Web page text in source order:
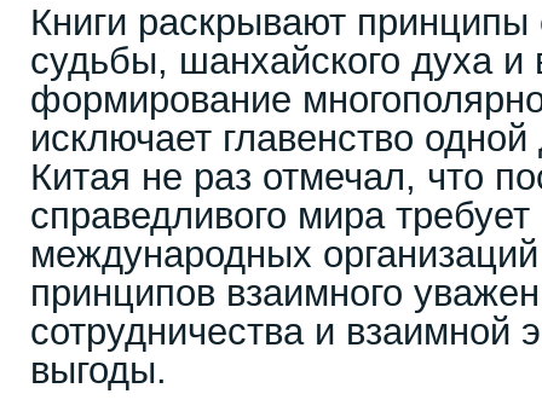
Книги раскрывают
судьбы, шанхайского духа и
формирование
исключает главенство
Китая не раз отмечал, что
справедливого мира
международных
принципов взаимного
сотрудничества и взаимной
выгоды.